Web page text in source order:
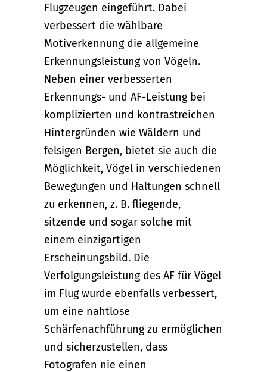
Flugzeugen eingeführt. Dabei
verbessert die wählbare
Motiverkennung die allgemeine
Erkennungsleistung von Vögeln.
Neben einer verbesserten
Erkennungs- und AF-Leistung bei
komplizierten und kontrastreichen
Hintergründen wie Wäldern und
felsigen Bergen, bietet sie auch die
Möglichkeit, Vögel in verschiedenen
Bewegungen und Haltungen schnell
zu erkennen, z. B. fliegende,
sitzende und sogar solche mit
einem einzigartigen
Erscheinungsbild. Die
Verfolgungsleistung des AF für Vögel
im Flug wurde ebenfalls verbessert,
um eine nahtlose
Schärfenachführung zu ermöglichen
und sicherzustellen, dass
Fotografen nie einen